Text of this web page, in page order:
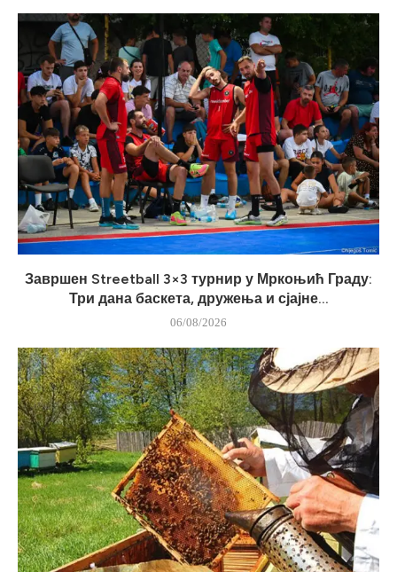
Завршен Streetball 3×3 турнир у Мркоњић Граду:
Три дана баскета, дружења и сјајне...
06/08/2026